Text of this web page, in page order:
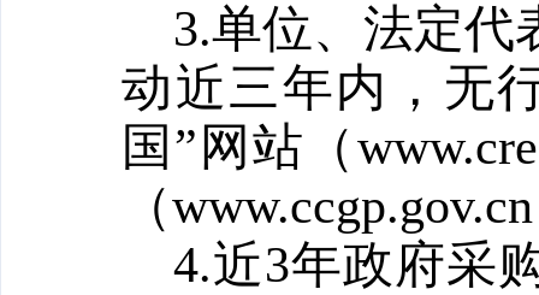
3.单位、法定代
动近三年内，无
国”网站（
（
4.近3年政府采